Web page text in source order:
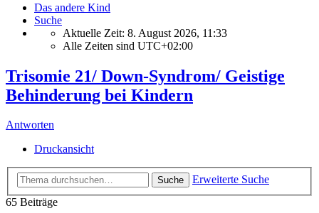
Das andere Kind
Suche
Aktuelle Zeit: 8. August 2026, 11:33
Alle Zeiten sind UTC+02:00
Trisomie 21/ Down-Syndrom/ Geistige
Behinderung bei Kindern
Antworten
Druckansicht
Suche
Erweiterte Suche
65 Beiträge